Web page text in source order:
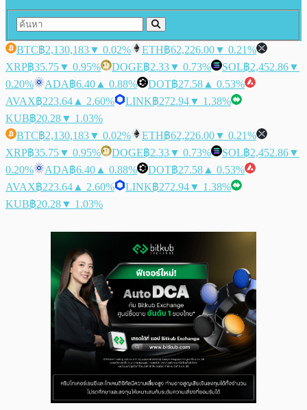
BTC฿2,130,183▼ 0.02% ETH฿62,226.00▼ 0.21%
XRP฿35.75▼ 0.95% DOGE฿2.33▼ 0.73% SOL฿2,452.86▼
0.20%
ADA฿6.40 ▲ 0.88% DOT฿27.58 ▲ 0.53%
AVAX฿223.64 ▲ 2.60% LINK฿272.94▼ 1.38%
KUB฿20.28▼ 1.03%
BTC฿2,130,183▼ 0.02% ETH฿62,226.00▼ 0.21%
XRP฿35.75▼ 0.95% DOGE฿2.33▼ 0.73% SOL฿2,452.86▼
0.20%
ADA฿6.40 ▲ 0.88% DOT฿27.58 ▲ 0.53%
AVAX฿223.64 ▲ 2.60% LINK฿272.94▼ 1.38%
KUB฿20.28▼ 1.03%